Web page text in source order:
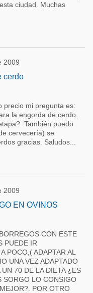
ciudad. Muchas
2009
cerdo
precio mi pregunta es:
la engorda de cerdo.
También puedo
cervecería) se
gracias. Saludos...
2009
EN OVINOS
CON ESTE
PUEDE IR
POCO,( ADAPTAR AL
UNA VEZ ADAPTADO
70 DE LA DIETA ¿ES
SORGO LO CONSIGO
POR OTRO